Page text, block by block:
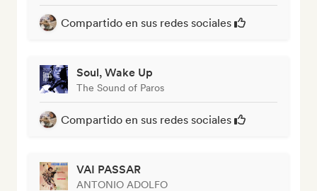
Compartido en sus redes sociales
Soul, Wake Up
The Sound of Paros
Compartido en sus redes sociales
VAI PASSAR
ANTONIO ADOLFO